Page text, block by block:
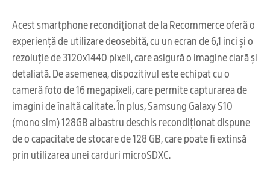
Acest smartphone recondiționat de la Recommerce oferă o
experiență de utilizare deosebită, cu un ecran de 6,1 inci și o
rezoluție de 3120x1440 pixeli, care asigură o imagine clară și
detaliată. De asemenea, dispozitivul este echipat cu o
cameră foto de 16 megapixeli, care permite capturarea de
imagini de înaltă calitate. În plus, Samsung Galaxy S10
(mono sim) 128GB albastru deschis recondiționat dispune
de o capacitate de stocare de 128 GB, care poate fi extinsă
prin utilizarea unei carduri microSDXC.